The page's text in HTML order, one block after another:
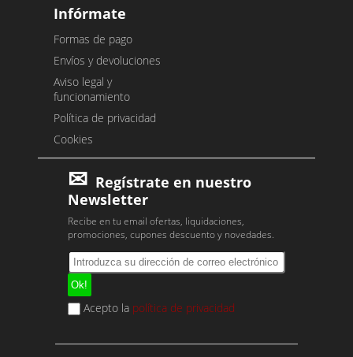
Infórmate
Formas de pago
Envíos y devoluciones
Aviso legal y
funcionamiento
Política de privacidad
Cookies
Regístrate en nuestro
Newsletter
Recibe en tu email ofertas, liquidaciones,
promociones, cupones descuento y novedades.
Acepto la política de privacidad